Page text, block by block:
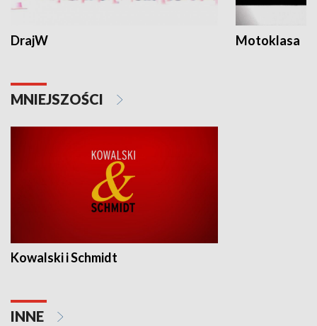
DrajW Motoklasa
MNIEJSZOŚCI
Kowalski i Schmidt
INNE